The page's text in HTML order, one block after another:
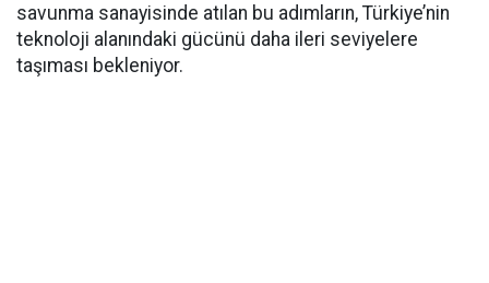
savunma sanayisinde atılan bu adımların, Türkiye’nin
teknoloji alanındaki gücünü daha ileri seviyelere
taşıması bekleniyor.